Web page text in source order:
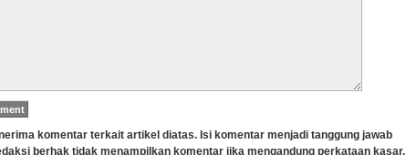
komentar terkait artikel diatas. Isi komentar menjadi tanggung jawab
berhak tidak menampilkan komentar jika mengandung perkataan kasar,